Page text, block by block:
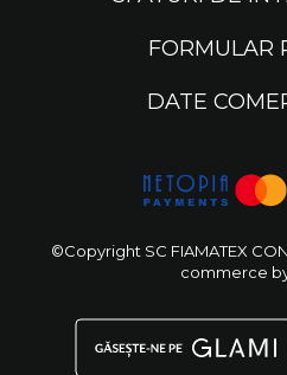
FORMULAR
DATE
©Copyright SC FIAMATEX
commerce